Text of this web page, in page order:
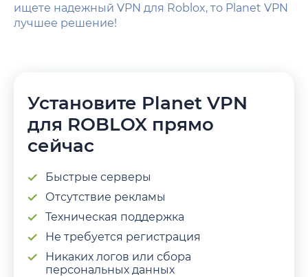
ищете надежный VPN для Roblox, то Planet VPN
лучшее решение!
Установите Planet VPN
для ROBLOX прямо
сейчас
Быстрые cерверы
Отсутствие рекламы
Техническая поддержка
Не требуется регистрация
Никаких логов или сбора
персональных данных